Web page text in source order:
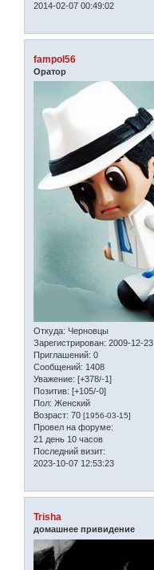
2014-02-07 00:49:02
fampol56
Оратор
Откуда: Черновцы
Зарегистрирован: 2009-12-23
Приглашений: 0
Сообщений: 1408
Уважение: [+378/-1]
Позитив: [+105/-0]
Пол: Женский
Возраст: 70 [1956-03-15]
Провел на форуме:
21 день 10 часов
Последний визит:
2023-10-07 12:53:23
Trisha
домашнее привидение